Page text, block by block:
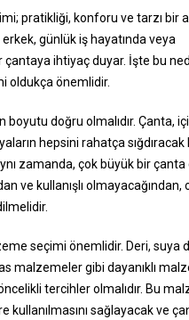
pratikliği, konforu ve tarzı bir
erkek, günlük iş hayatında veya
ihtiyaç duyar. İşte bu
oldukça önemlidir.
boyutu doğru olmalıdır. Çanta,
hepsini rahatça sığdıracak
zamanda, çok büyük bir
ve kullanışlı olmayacağından,
seçimi önemlidir. Deri, suya
malzemeler gibi dayanıklı
tercihler olmalıdır. Bu
kullanılmasını sağlayacak ve